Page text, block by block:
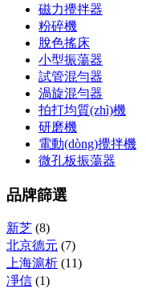
磁力攪拌器
粉碎機
脫色搖床
小型振蕩器
試管混勻器
渦旋混勻器
拍打均質(zhì)機
研磨機
電動(dòng)攪拌機
微孔板振蕩器
品牌篩選
新芝 (8)
北京德元 (7)
上海滬析 (11)
凈信 (1)